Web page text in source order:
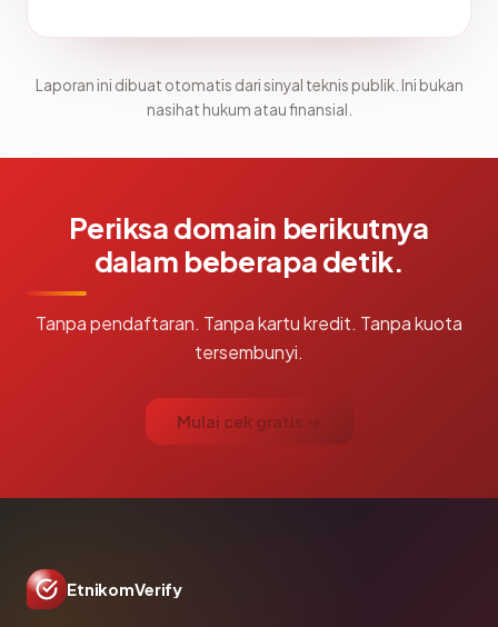
Laporan ini dibuat otomatis dari sinyal teknis publik. Ini bukan
nasihat hukum atau finansial.
Periksa domain berikutnya
dalam beberapa detik.
Tanpa pendaftaran. Tanpa kartu kredit. Tanpa kuota
tersembunyi.
Mulai cek gratis →
EtnikomVerify